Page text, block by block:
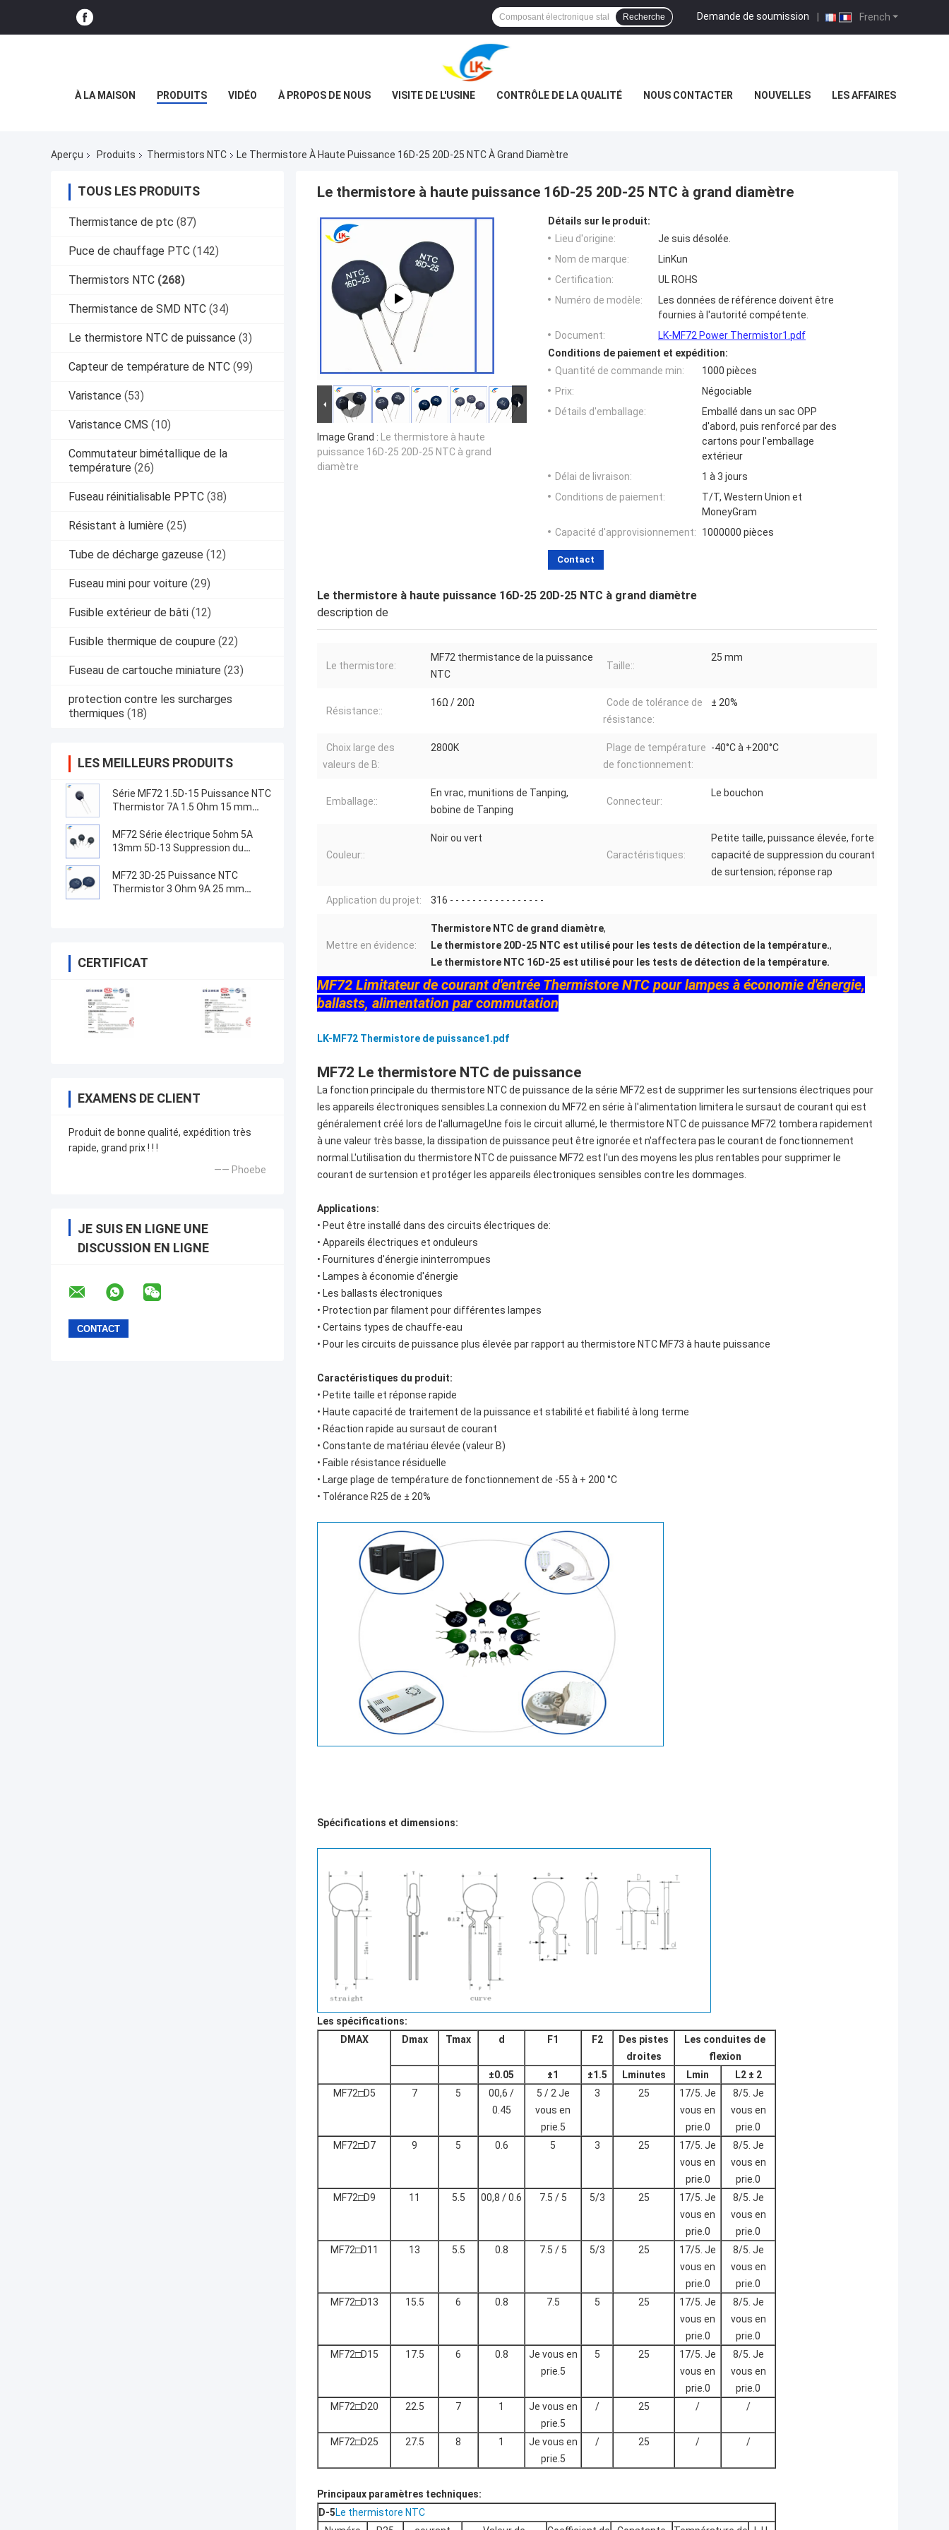
French
Demande de soumission |
Recherche
À LA MAISON PRODUITS VIDÉO À PROPOS DE NOUS VISITE DE L'USINE CONTRÔLE DE LA QUALITÉ NOUS CONTACTER NOUVELLES LES AFFAIRES
Aperçu Produits Thermistors NTC Le Thermistore À Haute Puissance 16D-25 20D-25 NTC À Grand Diamètre
TOUS LES PRODUITS
Thermistance de ptc (87)
Puce de chauffage PTC (142)
Thermistors NTC (268)
Thermistance de SMD NTC (34)
Le thermistore NTC de puissance (3)
Capteur de température de NTC (99)
Varistance (53)
Varistance CMS (10)
Commutateur bimétallique de la
température (26)
Fuseau réinitialisable PPTC (38)
Résistant à lumière (25)
Tube de décharge gazeuse (12)
Fuseau mini pour voiture (29)
Fusible extérieur de bâti (12)
Fusible thermique de coupure (22)
Fuseau de cartouche miniature (23)
protection contre les surcharges
thermiques (18)
LES MEILLEURS PRODUITS
Série MF72 1.5D-15 Puissance NTC
Thermistor 7A 1.5 Ohm 15 mm
l'alimentation électrique
MF72 Série électrique 5ohm 5A
13mm 5D-13 Suppression du
Thermistors pour équipement
d'alimentation
MF72 3D-25 Puissance NTC
Thermistor 3 Ohm 9A 25 mm
CERTIFICAT
EXAMENS DE CLIENT
Produit de bonne qualité, expédition très
rapide, grand prix ! ! !
—— Phoebe
JE SUIS EN LIGNE UNE
DISCUSSION EN LIGNE
Le thermistore à haute puissance 16D-25 20D-25 NTC à grand diamètre
Image Grand : Le thermistore à haute
puissance 16D-25 20D-25 NTC à grand
diamètre
Détails sur le produit:
Lieu d'origine:
Je suis désolée.
Nom de marque:
LinKun
Certification:
UL ROHS
Numéro de modèle:
Les données de référence doivent être
fournies à l'autorité compétente.
Document:
LK-MF72 Power Thermistor1.pdf
Conditions de paiement et expédition:
Quantité de commande min:
1000 pièces
Prix:
Négociable
Détails d'emballage:
Emballé dans un sac OPP
d'abord, puis renforcé par des
cartons pour l'emballage
extérieur
Délai de livraison:
1 à 3 jours
Conditions de paiement:
T/T, Western Union et
MoneyGram
Capacité d'approvisionnement:
1000000 pièces
Contact
Le thermistore à haute puissance 16D-25 20D-25 NTC à grand diamètre
description de
Le thermistore:
MF72 thermistance de la puissance
NTC
Taille::
25 mm
Résistance::
16Ω / 20Ω
Code de tolérance de
résistance:
± 20%
Choix large des
valeurs de B:
2800K
Plage de température
de fonctionnement:
-40°C à +200°C
Emballage::
En vrac, munitions de Tanping,
bobine de Tanping
Connecteur:
Le bouchon
Couleur::
Noir ou vert
Caractéristiques:
Petite taille, puissance élevée, forte
capacité de suppression du courant
de surtension; réponse rap
Application du projet: 316 - - - - - - - - - - - - - - - - -
Mettre en évidence:
Thermistore NTC de grand diamètre,
Le thermistore 20D-25 NTC est utilisé pour les tests de détection de la température.,
Le thermistore NTC 16D-25 est utilisé pour les tests de détection de la température.
MF72 Limitateur de courant d'entrée Thermistore NTC pour lampes à économie d'énergie,
ballasts, alimentation par commutation
LK-MF72 Thermistore de puissance1.pdf
MF72 Le thermistore NTC de puissance
La fonction principale du thermistore NTC de puissance de la série MF72 est de supprimer les surtensions électriques pour
les appareils électroniques sensibles.La connexion du MF72 en série à l'alimentation limitera le sursaut de courant qui est
généralement créé lors de l'allumageUne fois le circuit allumé, le thermistore NTC de puissance MF72 tombera rapidement
à une valeur très basse, la dissipation de puissance peut être ignorée et n'affectera pas le courant de fonctionnement
normal.L'utilisation du thermistore NTC de puissance MF72 est l'un des moyens les plus rentables pour supprimer le
courant de surtension et protéger les appareils électroniques sensibles contre les dommages.
Applications:
• Peut être installé dans des circuits électriques de:
• Appareils électriques et onduleurs
• Fournitures d'énergie ininterrompues
• Lampes à économie d'énergie
• Les ballasts électroniques
• Protection par filament pour différentes lampes
• Certains types de chauffe-eau
• Pour les circuits de puissance plus élevée par rapport au thermistore NTC MF73 à haute puissance
Caractéristiques du produit:
• Petite taille et réponse rapide
• Haute capacité de traitement de la puissance et stabilité et fiabilité à long terme
• Réaction rapide au sursaut de courant
• Constante de matériau élevée (valeur B)
• Faible résistance résiduelle
• Large plage de température de fonctionnement de -55 à + 200 °C
• Tolérance R25 de ± 20%
Spécifications et dimensions:
Les spécifications:
DMAX
Dmax Tmax d F1 F2
Des pistes
droites
Les conduites de
flexion
±0.05 ±1 ±1.5 Lminutes Lmin
L2 ± 2
MF72□D5
7 5
00,6 /
0.45
5 / 2 Je
vous en
prie.5
3 25
17/5. Je
vous en
prie.0
8/5. Je
vous en
prie.0
MF72□D7
9 5 0.6 5 3 25
17/5. Je
vous en
prie.0
8/5. Je
vous en
prie.0
MF72□D9
11 5.5 00,8 / 0.6 7.5 / 5 5/3 25
17/5. Je
vous en
prie.0
8/5. Je
vous en
prie.0
MF72□D11
13 5.5 0.8 7.5 / 5 5/3 25
17/5. Je
vous en
prie.0
8/5. Je
vous en
prie.0
MF72□D13
15.5 6 0.8 7.5 5 25
17/5. Je
vous en
prie.0
8/5. Je
vous en
prie.0
MF72□D15
17.5 6 0.8
Je vous en
prie.5
5 25
17/5. Je
vous en
prie.0
8/5. Je
vous en
prie.0
MF72□D20
22.5 7 1
Je vous en
prie.5
/ 25 / /
MF72□D25 27.5 8 1
Je vous en
prie.5
/ 25 / /
Principaux paramètres techniques:
D-5Le thermistore NTC